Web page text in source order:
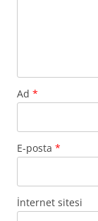
Ad *
E-posta *
İnternet sitesi